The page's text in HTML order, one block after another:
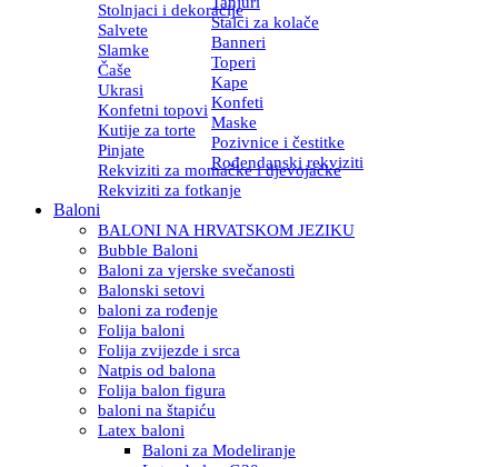
Stolnjaci i dekoracije
Salvete
Stalci za kolače
Slamke
Banneri
Čaše
Toperi
Ukrasi
Kape
Konfetni topovi Konfeti
Kutije za torte
Maske
Pinjate
Pozivnice i čestitke
Rekviziti za momačke i djevojačke
Rođendanski rekviziti
Rekviziti za fotkanje
Baloni
BALONI NA HRVATSKOM JEZIKU
Bubble Baloni
Baloni za vjerske svečanosti
Balonski setovi
baloni za rođenje
Folija baloni
Folija zvijezde i srca
Natpis od balona
Folija balon figura
baloni na štapiću
Latex baloni
Baloni za Modeliranje